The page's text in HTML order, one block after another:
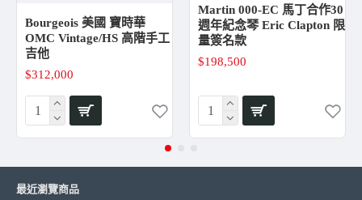
Headstock Inlay: Collings Logo
Tuners: Nickel Waverly
Inlays: Mother of pearl diamond and square fingerboard
inlays
Purfling: Herringbone
Body Binding: Grained Ivoroid
Backstrip: Matching 2-style backstrip
Saddle Material: Bone
Bridge Pins: Ebony w/ Pearl Dots
Bourgeois 美國 寶時華
OMC Vintage/HS 高階手工
吉他
$312,000
Martin 000-EC 馬丁合作30
週年紀念琴 Eric Clapton 限
量簽名款
$198,500
最近瀏覽商品